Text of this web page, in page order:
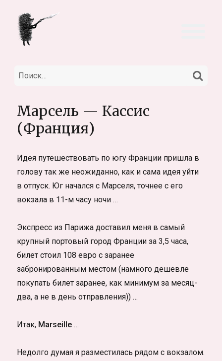
Искать:
Марсель — Кассис
(Франция)
Идея путешествовать по югу Франции пришла в
голову так же неожиданно, как и сама идея уйти
в отпуск. Юг начался с Марселя, точнее с его
вокзала в 11-м часу ночи …
Экспресс из Парижа доставил меня в самый
крупный портовый город Франции за 3,5 часа,
билет стоил 108 евро с заранее
забронированным местом (намного дешевле
покупать билет заранее, как минимум за месяц-
два, а не в день отправления)) …
Итак, Marseille …
Недолго думая я разместилась рядом с вокзалом.